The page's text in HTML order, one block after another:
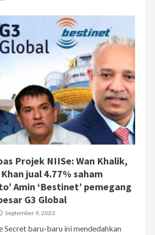
Projek NIISe: Wan Khalik,
jual 4.77% saham
Amin ‘Bestinet’ pemegang
G3 Global
September 9, 2023
Secret baru-baru ini mendedahkan